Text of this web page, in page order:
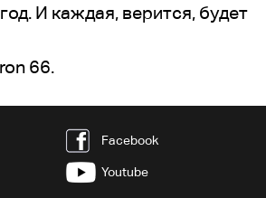
И каждая, верится, будет
66.
Facebook
Youtube